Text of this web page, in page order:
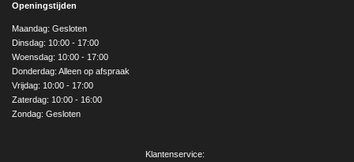
b
o
k
a
g
r
a
m
e
Openingstijden
Maandag: Gesloten
Dinsdag: 10:00 - 17:00
Woensdag: 10:00 - 17:00
Donderdag: Alleen op afspraak
Vrijdag: 10:00 - 17:00
Zaterdag: 10:00 - 16:00
Zondag: Gesloten
Klantenservice: